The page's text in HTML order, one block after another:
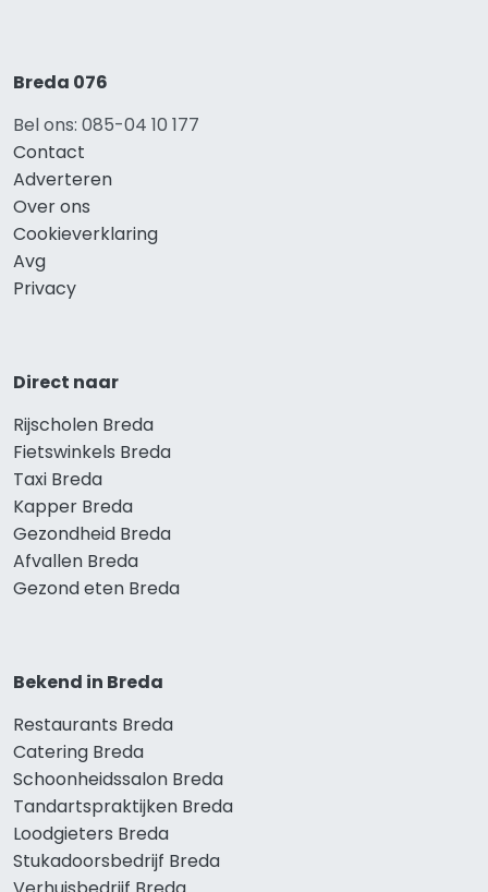
Breda 076
Bel ons: 085-04 10 177
Contact
Adverteren
Over ons
Cookieverklaring
Avg
Privacy
Direct naar
Rijscholen Breda
Fietswinkels Breda
Taxi Breda
Kapper Breda
Gezondheid Breda
Afvallen Breda
Gezond eten Breda
Bekend in Breda
Restaurants Breda
Catering Breda
Schoonheidssalon Breda
Tandartspraktijken Breda
Loodgieters Breda
Stukadoorsbedrijf Breda